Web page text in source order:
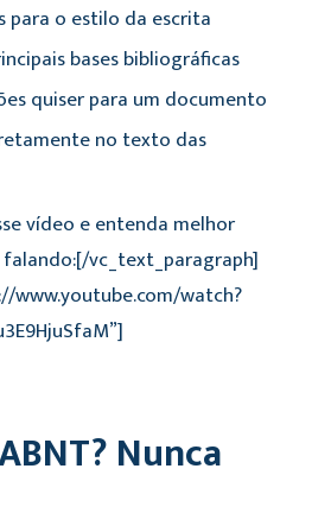
para o estilo da escrita
bases bibliográficas
quiser para um documento
no texto das
vídeo e entenda melhor
[/vc_text_paragraph]
www.youtube.com/watch?
Nunca